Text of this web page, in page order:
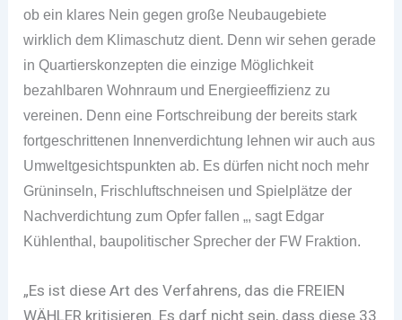
ob ein klares Nein gegen große Neubaugebiete
wirklich dem Klimaschutz dient. Denn wir sehen gerade
in Quartierskonzepten die einzige Möglichkeit
bezahlbaren Wohnraum und Energieeffizienz zu
vereinen. Denn eine Fortschreibung der bereits stark
fortgeschrittenen Innenverdichtung lehnen wir auch aus
Umweltgesichtspunkten ab. Es dürfen nicht noch mehr
Grüninseln, Frischluftschneisen und Spielplätze der
Nachverdichtung zum Opfer fallen „, sagt Edgar
Kühlenthal, baupolitischer Sprecher der FW Fraktion.
„Es ist diese Art des Verfahrens, das die FREIEN
WÄHLER kritisieren. Es darf nicht sein, dass diese 33